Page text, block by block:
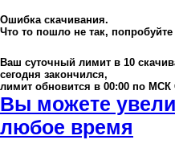
Ошибка скачивания.
Что то пошло не так,
Ваш суточный лимит в 10
сегодня закончился,
лимит обновится в 00:00 по МСК
Вы можете
любое время